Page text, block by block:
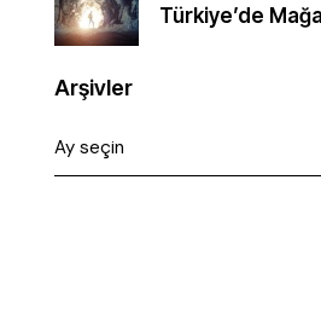
Türkiye’de
Arşivler